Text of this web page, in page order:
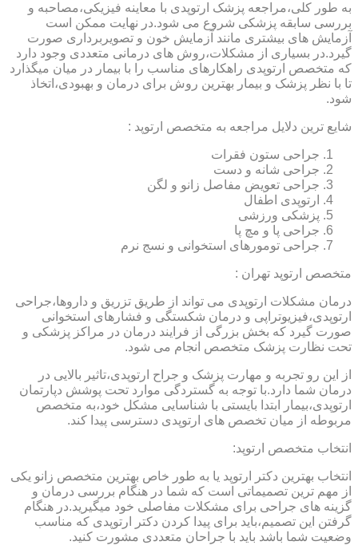
به طور کلی،مراجعه پزشک ارتوپدی با معاینه فیزیکی،مصاحبه و
بررسی سابقه پزشکی شروع می شود.در نهایت ممکن است
آزمایش های بیشتری مانند آزمایش خون و تصویربرداری صورت
گیرد.در بسیاری از مشکلات،روش های درمانی متعددی وجود دارد
که متخصص ارتوپدی راهکارهای مناسب را با بیمار در میان میگذارد
تا با نظر پزشک و بیمار بهترین روش برای درمان و بهبودی،اتخاذ
شود.
شایع ترین دلایل مراجعه به متخصص ارتوپد :
جراحی ستون فقرات
جراحی شانه و دست
جراحی تعویض مفاصل زانو و لگن
ارتوپدی اطفال
پزشکی ورزشی
جراحی پا و مچ پا
جراحی تومورهای استخوانی و نسج نرم
متخصص ارتوپد تهران :
درمان مشکلات ارتوپدی می تواند از طریق تزریق و داروها،جراحی
ارتوپدی،فیزیوتراپی و درمان شکستگی و فشارهای استخوانی
صورت گیرد که بخش بزرگی از فرایند درمان در مراکز پزشکی و
تحت نظارت پزشک متخصص انجام می شود.
از این رو تجربه و مهارت پزشک و جراح ارتوپدی،تاثیر بالایی در
درمان شما دارد.با توجه به گستردگی موارد تحت پوشش دپارتمان
ارتوپدی،بیمار ابتدا بایستی با شناسایی مشکل خود،به متخصص
مربوطه از میان تخصص های ارتوپدی دسترسی پیدا کند.
انتخاب متخصص ارتوپد:
انتخاب بهترین دکتر ارتوپد یا به طور خاص بهترین متخصص زانو یکی
از مهم ترین تصمیماتی است که شما در هنگام بررسی درمان و
گزینه های جراحی برای مشکلات مفاصلی خود میگیرید.در هنگام
گرفتن این تصمیم،باید برای پیدا کردن دکتر ارتوپدی که مناسب
وضعیت شما باشد باید با جراحان متعددی مشورت کنید.